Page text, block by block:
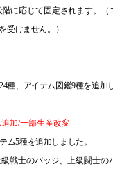
に応じて固定されます。（
受けません。）
種、アイテム図鑑9種を追加
加/一部生産改変
ム5種を追加しました。
戦士のバッジ、上級闘士の